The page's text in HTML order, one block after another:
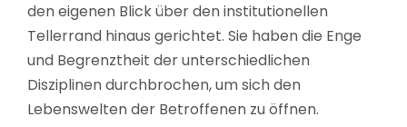
den eigenen Blick über den institutionellen
Tellerrand hinaus gerichtet. Sie haben die Enge
und Begrenztheit der unterschiedlichen
Disziplinen durchbrochen, um sich den
Lebenswelten der Betroffenen zu öffnen.